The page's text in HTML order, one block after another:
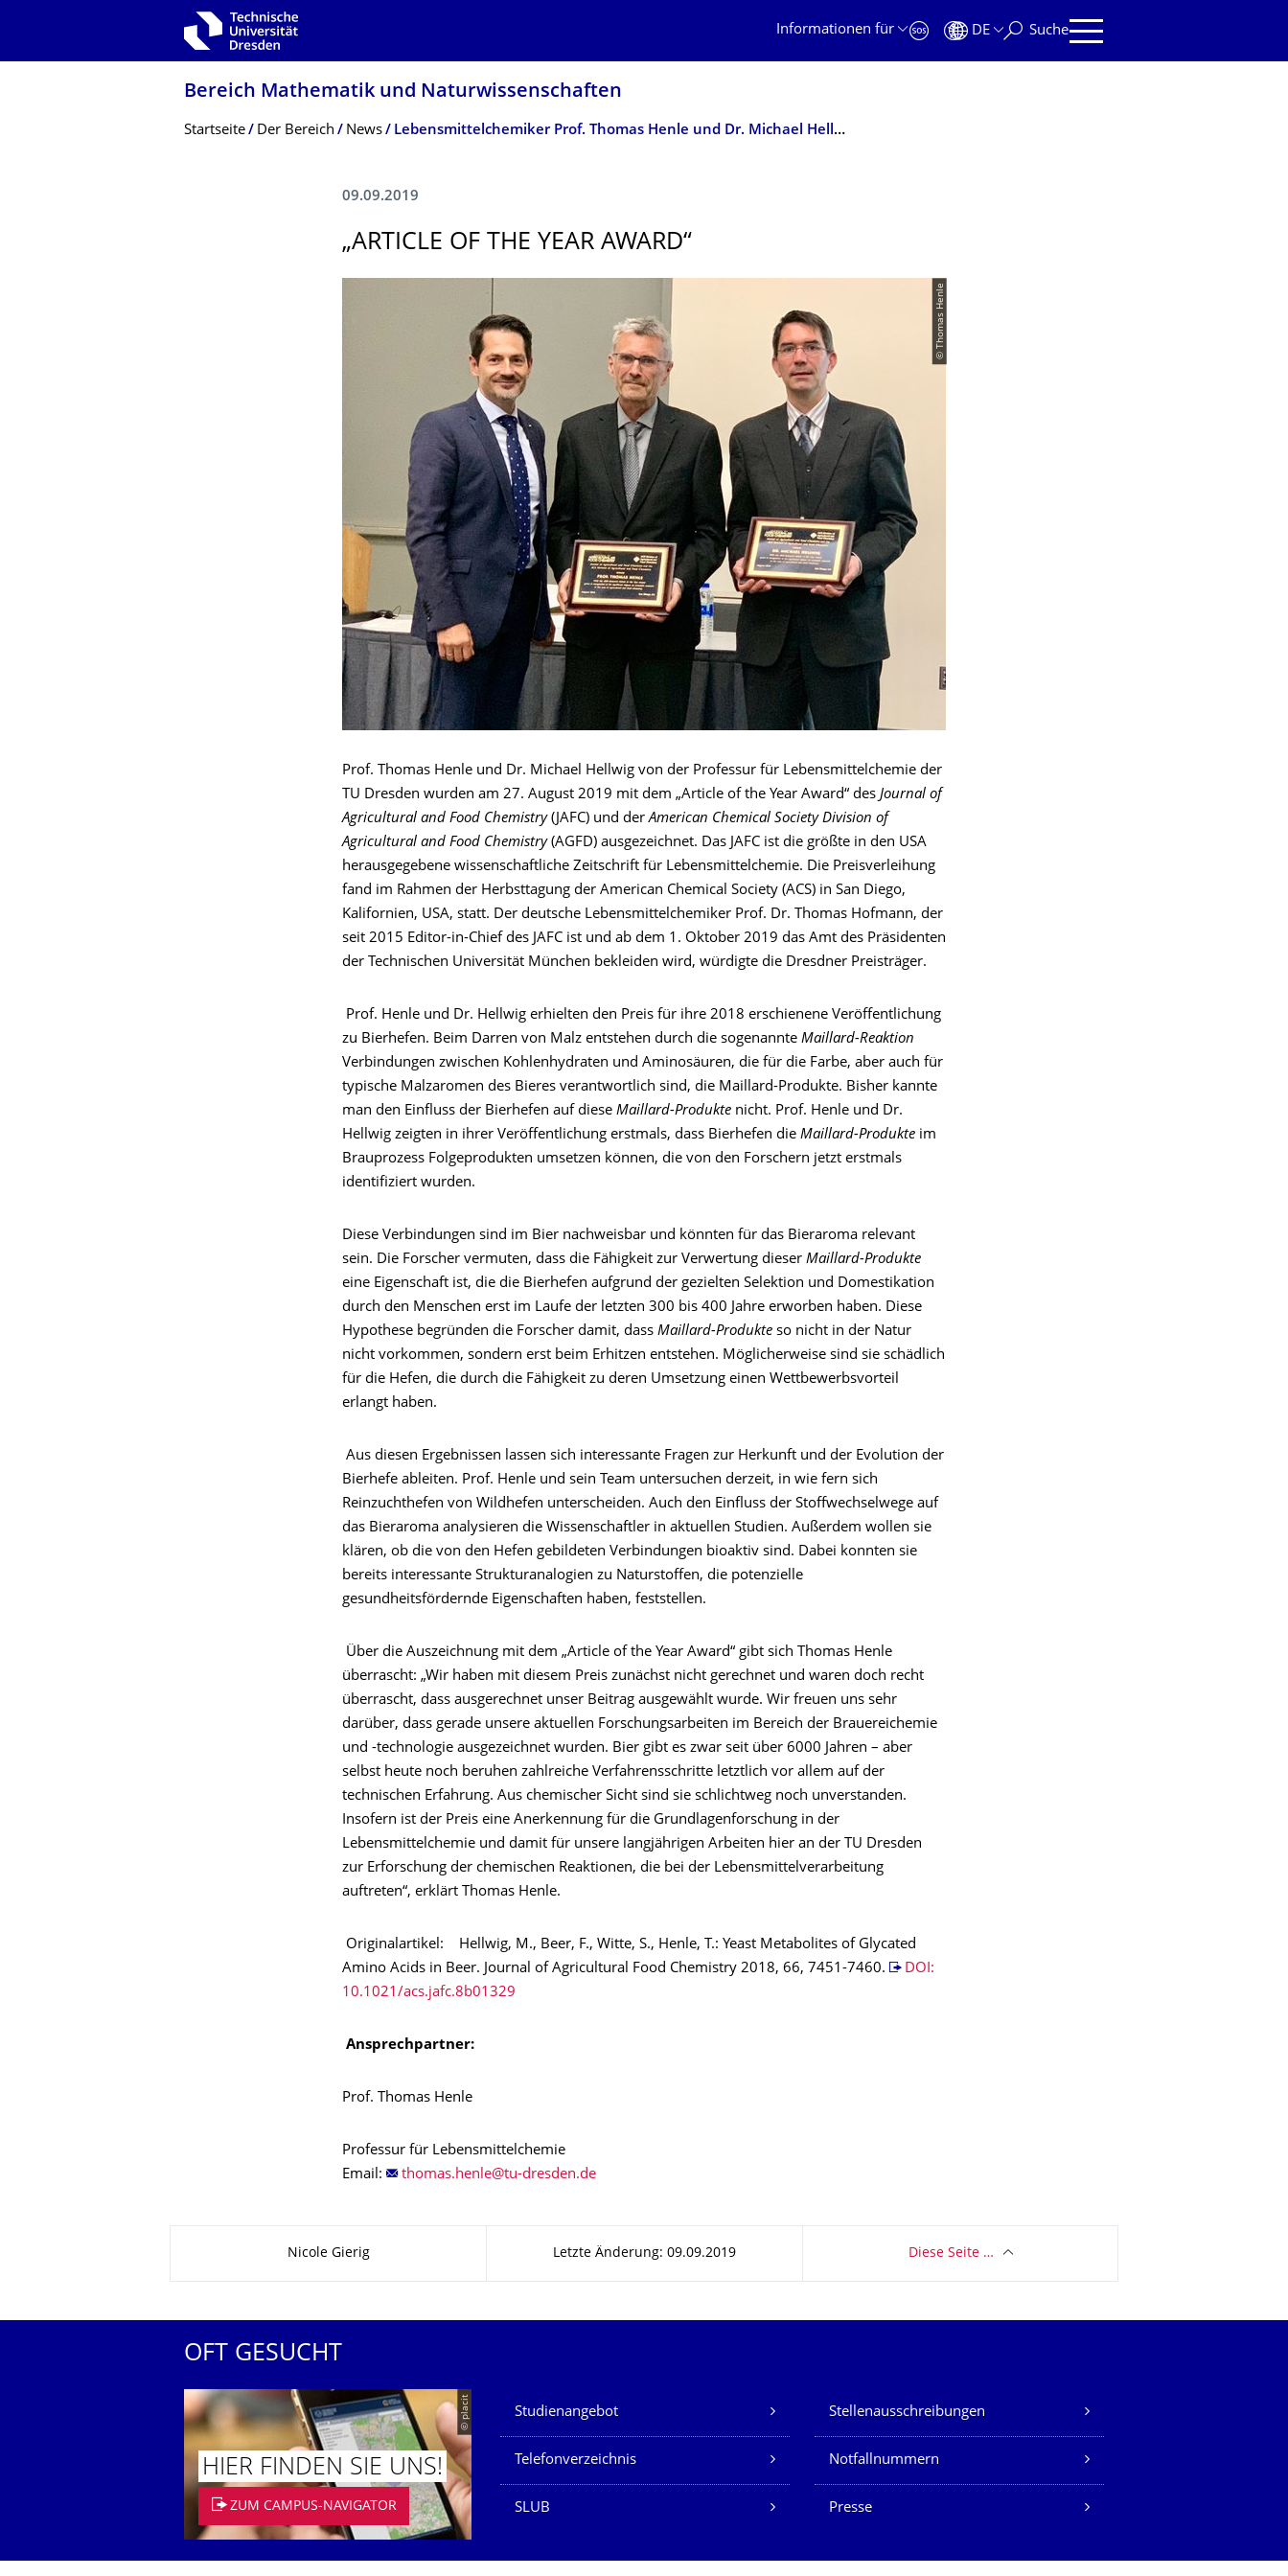
Zur Hauptnavigation springen
Informationen für
DE Suche
Bereich Mathematik und Natur­wissen­schaften
Breadcrumb-Menü
Startseite Der­ ­­­Bereich News Lebensmittelchemiker Prof. Thomas Henle und Dr. Michael Hellwig mit „Article of the Year Award“ ausgezeichnet
09.09.2019
„ARTICLE OF THE YEAR AWARD“
© Thomas Henle
Prof. Thomas Henle und Dr. Michael Hellwig von der Professur für Lebensmittelchemie der
TU Dresden wurden am 27. August 2019 mit dem „Article of the Year Award“ des Journal of
Agricultural and Food Chemistry(JAFC) und derAmerican Chemical Society Division of
Agricultural and Food Chemistry(AGFD) ausgezeichnet. Das JAFC ist die größte in den USA
herausgegebene wissenschaftliche Zeitschrift für Lebensmittelchemie. Die Preisverleihung
fand im Rahmen der Herbsttagung der American Chemical Society (ACS) in San Diego,
Kalifornien, USA, statt. Der deutsche Lebensmittelchemiker Prof. Dr. Thomas Hofmann, der
seit 2015 Editor-in-Chief des JAFC ist und ab dem 1. Oktober 2019 das Amt des Präsidenten
der Technischen Universität München bekleiden wird, würdigte die Dresdner Preisträger.
Prof. Henle und Dr. Hellwig erhielten den Preis für ihre 2018 erschienene Veröffentlichung
zu Bierhefen. Beim Darren von Malz entstehen durch die sogenannte Maillard-Reaktion
Verbindungen zwischen Kohlenhydraten und Aminosäuren, die für die Farbe, aber auch für
typische Malzaromen des Bieres verantwortlich sind, die Maillard-Produkte. Bisher kannte
man den Einfluss der Bierhefen auf diese Maillard-Produkte nicht. Prof. Henle und Dr.
Hellwig zeigten in ihrer Veröffentlichung erstmals, dass Bierhefen die Maillard-Produkte im
Brauprozess Folgeprodukten umsetzen können, die von den Forschern jetzt erstmals
identifiziert wurden.
Diese Verbindungen sind im Bier nachweisbar und könnten für das Bieraroma relevant
sein. Die Forscher vermuten, dass die Fähigkeit zur Verwertung dieser Maillard-Produkte
eine Eigenschaft ist, die die Bierhefen aufgrund der gezielten Selektion und Domestikation
durch den Menschen erst im Laufe der letzten 300 bis 400 Jahre erworben haben. Diese
Hypothese begründen die Forscher damit, dass Maillard-Produkte so nicht in der Natur
nicht vorkommen, sondern erst beim Erhitzen entstehen. Möglicherweise sind sie schädlich
für die Hefen, die durch die Fähigkeit zu deren Umsetzung einen Wettbewerbsvorteil
erlangt haben.
Aus diesen Ergebnissen lassen sich interessante Fragen zur Herkunft und der Evolution der
Bierhefe ableiten. Prof. Henle und sein Team untersuchen derzeit, in wie fern sich
Reinzuchthefen von Wildhefen unterscheiden. Auch den Einfluss der Stoffwechselwege auf
das Bieraroma analysieren die Wissenschaftler in aktuellen Studien. Außerdem wollen sie
klären, ob die von den Hefen gebildeten Verbindungen bioaktiv sind. Dabei konnten sie
bereits interessante Strukturanalogien zu Naturstoffen, die potenzielle
gesundheitsfördernde Eigenschaften haben, feststellen.
Über die Auszeichnung mit dem „Article of the Year Award“ gibt sich Thomas Henle
überrascht: „Wir haben mit diesem Preis zunächst nicht gerechnet und waren doch recht
überrascht, dass ausgerechnet unser Beitrag ausgewählt wurde. Wir freuen uns sehr
darüber, dass gerade unsere aktuellen Forschungsarbeiten im Bereich der Brauereichemie
und -technologie ausgezeichnet wurden. Bier gibt es zwar seit über 6000 Jahren – aber
selbst heute noch beruhen zahlreiche Verfahrensschritte letztlich vor allem auf der
technischen Erfahrung. Aus chemischer Sicht sind sie schlichtweg noch unverstanden.
Insofern ist der Preis eine Anerkennung für die Grundlagenforschung in der
Lebensmittelchemie und damit für unsere langjährigen Arbeiten hier an der TU Dresden
zur Erforschung der chemischen Reaktionen, die bei der Lebensmittelverarbeitung
auftreten“, erklärt Thomas Henle.
Originalartikel: Hellwig, M., Beer, F., Witte, S., Henle, T.: Yeast Metabolites of Glycated
Amino Acids in Beer. Journal of Agricultural Food Chemistry 2018, 66, 7451-7460.
DOI:
10.1021/acs.jafc.8b01329
Ansprechpartner:
Prof. Thomas Henle
Professur für Lebensmittelchemie
Email:
Nicole Gierig Letzte Änderung: 09.09.2019 Diese Seite …
OFT GESUCHT
© placit
HIER FINDEN SIE UNS!
ZUM CAMPUS-NAVIGATOR
Unsere Dienste
Studienangebot Stellenausschreibungen
Telefonverzeichnis Notfallnummern
SLUB Presse